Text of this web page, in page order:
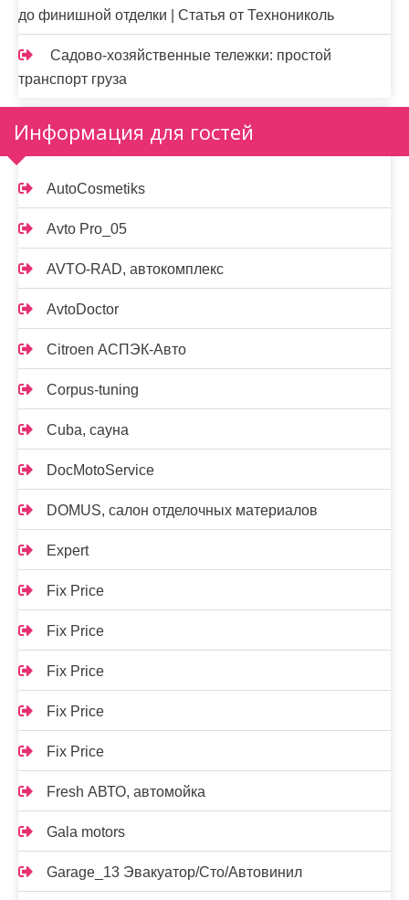
до финишной отделки | Статья от Технониколь
Садово-хозяйственные тележки: простой
транспорт груза
Информация для гостей
AutoCosmetiks
Avto Pro_05
AVTO-RAD, автокомплекс
AvtoDoctor
Citroen АСПЭК-Авто
Corpus-tuning
Cuba, сауна
DocMotoService
DOMUS, салон отделочных материалов
Expert
Fix Price
Fix Price
Fix Price
Fix Price
Fix Price
Fresh АВТО, автомойка
Gala motors
Garage_13 Эвакуатор/Сто/Автовинил